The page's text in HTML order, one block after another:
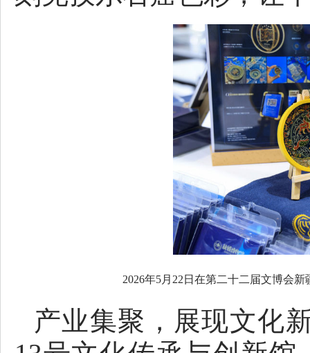
2026年5月22日在第二十二届文博会
产业集聚，展现文化